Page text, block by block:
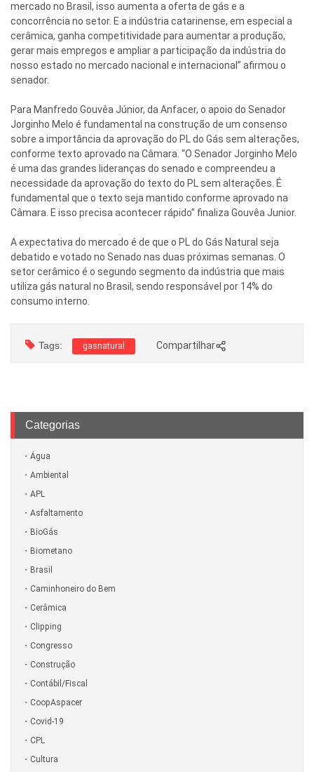
mercado no Brasil, isso aumenta a oferta de gás e a
concorrência no setor. E a indústria catarinense, em especial a
cerâmica, ganha competitividade para aumentar a produção,
gerar mais empregos e ampliar a participação da indústria do
nosso estado no mercado nacional e internacional” afirmou o
senador.
Para Manfredo Gouvêa Júnior, da Anfacer, o apoio do Senador
Jorginho Melo é fundamental na construção de um consenso
sobre a importância da aprovação do PL do Gás sem alterações,
conforme texto aprovado na Câmara. “O Senador Jorginho Melo
é uma das grandes lideranças do senado e compreendeu a
necessidade da aprovação do texto do PL sem alterações. É
fundamental que o texto seja mantido conforme aprovado na
Câmara. E isso precisa acontecer rápido” finaliza Gouvêa Junior.
A expectativa do mercado é de que o PL do Gás Natural seja
debatido e votado no Senado nas duas próximas semanas. O
setor cerâmico é o segundo segmento da indústria que mais
utiliza gás natural no Brasil, sendo responsável por 14% do
consumo interno.
Tags: gasnatural Compartilhar
Categorias
Água
Ambiental
APL
Asfaltamento
BioGás
Biometano
Brasil
Caminhoneiro do Bem
Cerâmica
Clipping
Congresso
Construção
Contábil/Fiscal
CoopAspacer
Covid-19
CPL
Cultura